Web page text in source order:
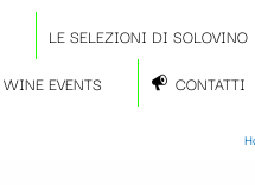
LE SELEZIONI DI SOLOVINO
EVENTS
CONTATTI